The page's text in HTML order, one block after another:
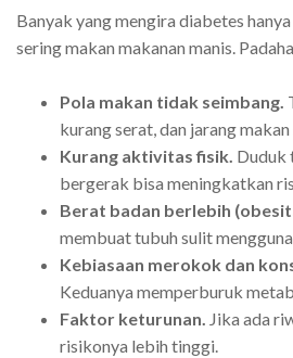
Banyak yang mengira diabetes
sering makan makanan manis.
Pola makan tidak seimbang.
kurang serat, dan jarang
Kurang aktivitas fisik. Duduk
bergerak bisa meningkatkan
Berat badan berlebih
membuat tubuh sulit
Kebiasaan merokok dan
Keduanya memperburuk
Faktor keturunan. Jika ada
risikonya lebih tinggi.